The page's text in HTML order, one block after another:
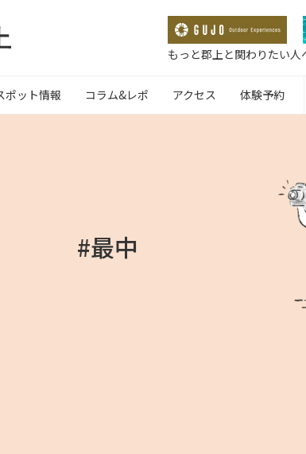
もっと郡上と関わりたい人
ポット情報 コラム&レポ アクセス 体験予約
#最中